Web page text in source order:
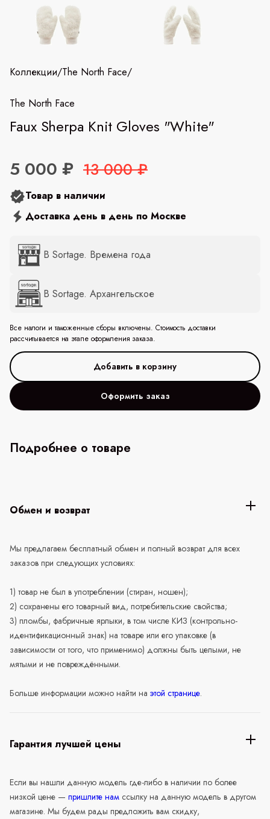
Коллекции/The North Face/
The North Face
Faux Sherpa Knit Gloves "White"
5 000 ₽ 13 000 ₽
Товар в наличии
Доставка день в день по Москве
В Sortage. Времена года
В Sortage. Архангельское
Все налоги и таможенные сборы включены. Стоимость доставки
рассчитывается на этапе оформления заказа.
Оформить заказ
Подробнее о товаре
Обмен и возврат
Мы предлагаем бесплатный обмен и полный возврат для всех
заказов при следующих условиях:
1) товар не был в употреблении (стиран, ношен);
2) сохранены его товарный вид, потребительские свойства;
3) пломбы, фабричные ярлыки, в том числе КИЗ (контрольно-
идентификационный знак) на товаре или его упаковке (в
зависимости от того, что применимо) должны быть целыми, не
мятыми и не повреждёнными.
Больше информации можно найти на этой странице.
Гарантия лучшей цены
Если вы нашли данную модель где-либо в наличии по более
низкой цене — пришлите нам ссылку на данную модель в другом
магазине. Мы будем рады предложить вам скидку,